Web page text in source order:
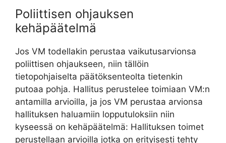
Poliittisen ohjauksen
kehäpäätelmä
Jos VM todellakin perustaa vaikutusarvionsa
poliittisen ohjaukseen, niin tällöin
tietopohjaiselta päätöksenteolta tietenkin
putoaa pohja. Hallitus perustelee toimiaan VM:n
antamilla arvioilla, ja jos VM perustaa arvionsa
hallituksen haluamiin lopputuloksiin niin
kyseessä on kehäpäätelmä: Hallituksen toimet
perustellaan arvioilla jotka on erityisesti tehty